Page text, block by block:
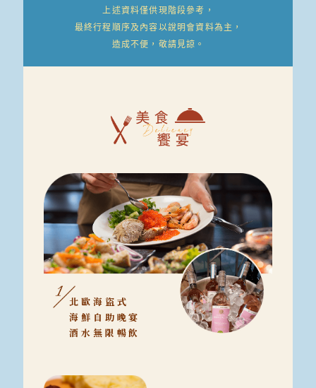
上述資料僅供現階段參考，
最終行程順序及內容以說明會資料為主，
造成不便，敬請見諒。
北歐海盜式
海鮮自助晚宴
酒水無限暢飲